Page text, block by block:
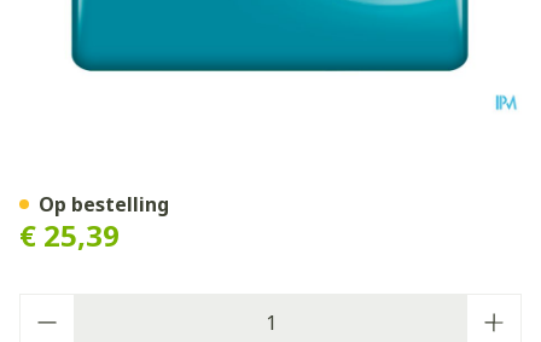
€ 25,39
Op bestelling